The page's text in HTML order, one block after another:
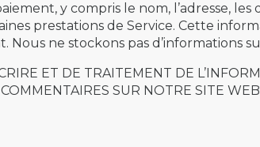
y compris le nom, l’adresse,
prestations de Service. Cette
Nous ne stockons pas
ET DE TRAITEMENT DE
SUR NOTRE SITE